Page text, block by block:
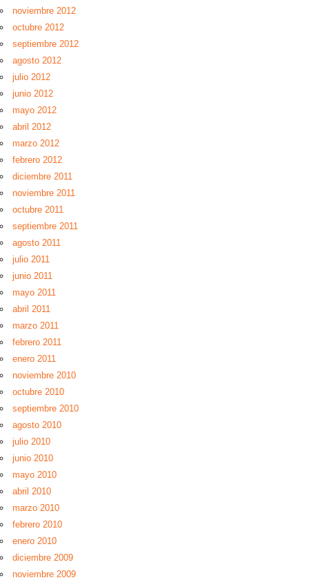
noviembre 2012
octubre 2012
septiembre 2012
agosto 2012
julio 2012
junio 2012
mayo 2012
abril 2012
marzo 2012
febrero 2012
diciembre 2011
noviembre 2011
octubre 2011
septiembre 2011
agosto 2011
julio 2011
junio 2011
mayo 2011
abril 2011
marzo 2011
febrero 2011
enero 2011
noviembre 2010
octubre 2010
septiembre 2010
agosto 2010
julio 2010
junio 2010
mayo 2010
abril 2010
marzo 2010
febrero 2010
enero 2010
diciembre 2009
noviembre 2009